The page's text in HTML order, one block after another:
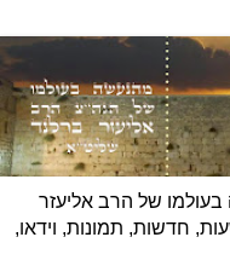
של הרב אליעזר
שליט"א - דיווחים שוטפים 24 שעות, חדשות, תמונות, וידאו,